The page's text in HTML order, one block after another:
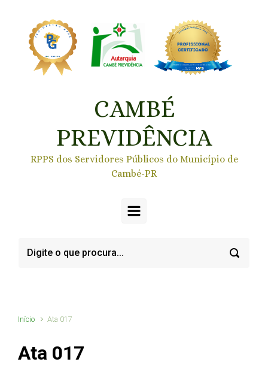
CAMBÉ
PREVIDÊNCIA
RPPS dos Servidores Públicos do Município de
Cambé-PR
Início Ata 017
Ata 017